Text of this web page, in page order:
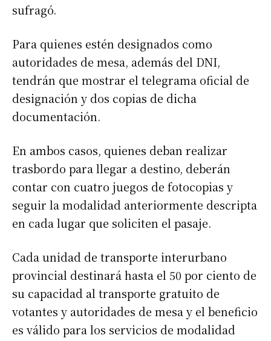
sufragó.
Para quienes estén designados como
autoridades de mesa, además del DNI,
tendrán que mostrar el telegrama oficial de
designación y dos copias de dicha
documentación.
En ambos casos, quienes deban realizar
trasbordo para llegar a destino, deberán
contar con cuatro juegos de fotocopias y
seguir la modalidad anteriormente descripta
en cada lugar que soliciten el pasaje.
Cada unidad de transporte interurbano
provincial destinará hasta el 50 por ciento de
su capacidad al transporte gratuito de
votantes y autoridades de mesa y el beneficio
es válido para los servicios de modalidad